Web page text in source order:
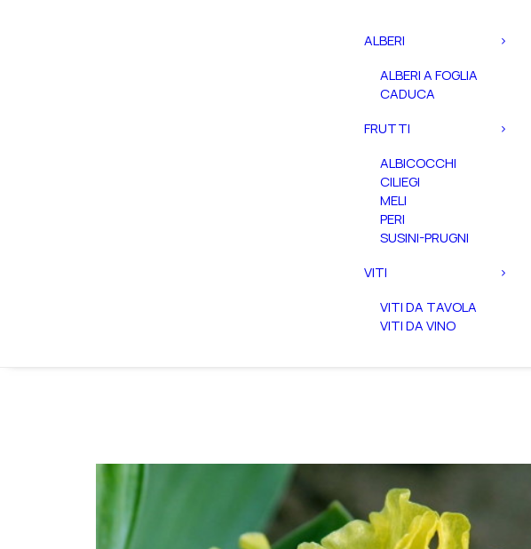
ALBERI
ALBERI A FOGLIA
CADUCA
FRUTTI
ALBICOCCHI
CILIEGI
MELI
PERI
SUSINI-PRUGNI
VITI
VITI DA TAVOLA
VITI DA VINO